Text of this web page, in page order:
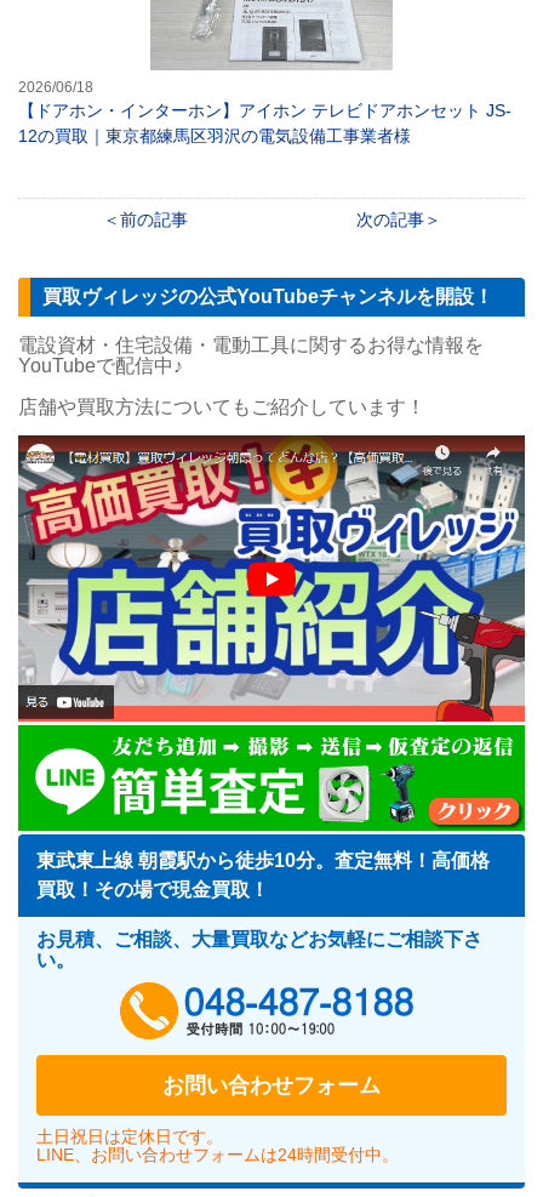
2026/06/18
【ドアホン・インターホン】アイホン テレビドアホンセット JS-
12の買取｜東京都練馬区羽沢の電気設備工事業者様
前の記事 次の記事
買取ヴィレッジの公式YouTubeチャンネルを開設！
電設資材・住宅設備・電動工具に関するお得な情報を
YouTubeで配信中♪
店舗や買取方法についてもご紹介しています！
東武東上線 朝霞駅から徒歩10分。査定無料！高価格
買取！その場で現金買取！
お見積、ご相談、大量買取などお気軽にご相談下さ
い。
お問い合わせフォーム
土日祝日は定休日です。
LINE、お問い合わせフォームは24時間受付中。